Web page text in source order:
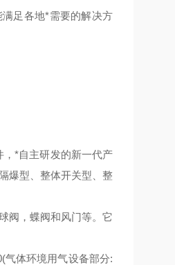
足各地*需要的解决方
，*自主研发的新一代产
爆型、整体开关型、整
阀，蝶阀和风门等。它
气体环境用气设备部分: